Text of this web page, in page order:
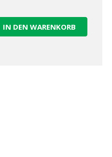
IN DEN WARENKORB